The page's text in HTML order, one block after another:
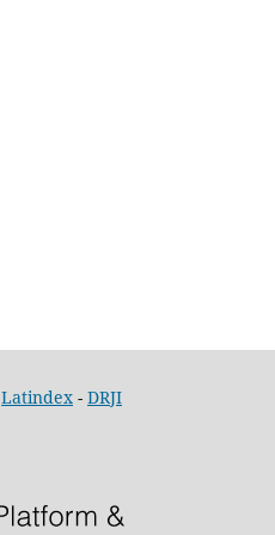
Latindex - DRJI